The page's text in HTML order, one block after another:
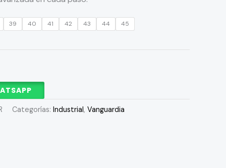
39 40 41 42 43 44 45
Categorías: Industrial , Vanguardia